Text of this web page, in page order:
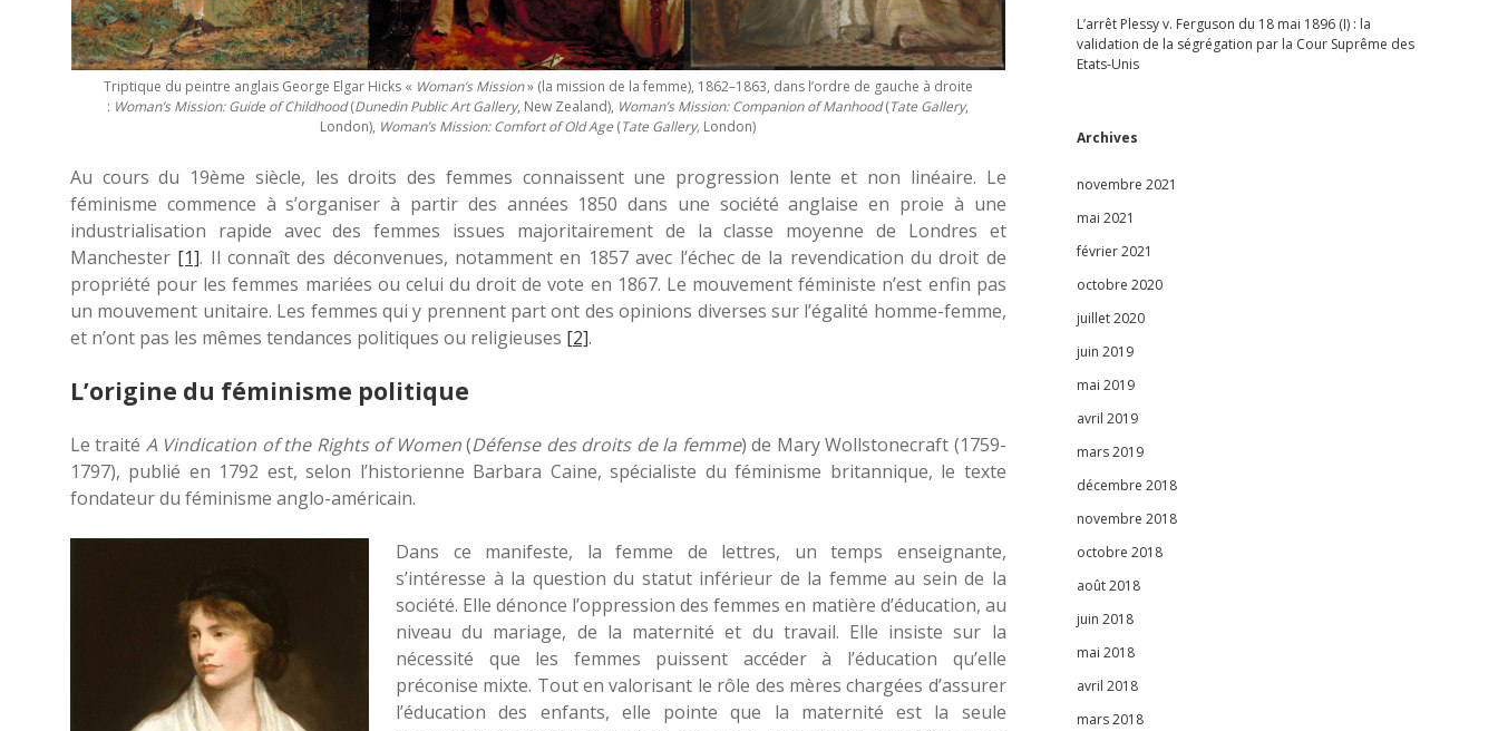
Triptique du peintre anglais George Elgar Hicks « Woman’s Mission» (la mission de la femme), 1862–1863, dans l’ordre de gauche à droite
: Woman’s Mission: Guide of Childhood(Dunedin Public Art Gallery, New Zealand), Woman’s Mission: Companion of Manhood(Tate Gallery,
London), Woman’s Mission: Comfort of Old Age (Tate Gallery, London)
Au cours du 19ème siècle, les droits des femmes connaissent une progression lente et non linéaire. Le
féminisme commence à s’organiser à partir des années 1850 dans une société anglaise en proie à une
industrialisation rapide avec des femmes issues majoritairement de la classe moyenne de Londres et
Manchester [1]. Il connaît des déconvenues, notamment en 1857 avec l’échec de la revendication du droit de
propriété pour les femmes mariées ou celui du droit de vote en 1867. Le mouvement féministe n’est enfin pas
un mouvement unitaire. Les femmes qui y prennent part ont des opinions diverses sur l’égalité homme-femme,
et n’ont pas les mêmes tendances politiques ou religieuses [2].
L’origine du féminisme politique
Le traité A Vindication of the Rights of Women(Défense des droits de la femme) de Mary Wollstonecraft (1759-
1797), publié en 1792 est, selon l’historienne Barbara Caine, spécialiste du féminisme britannique, le texte
fondateur du féminisme anglo-américain.
Dans ce manifeste, la femme de lettres, un temps enseignante,
s’intéresse à la question du statut inférieur de la femme au sein de la
société. Elle dénonce l’oppression des femmes en matière d’éducation, au
niveau du mariage, de la maternité et du travail. Elle insiste sur la
nécessité que les femmes puissent accéder à l’éducation qu’elle
préconise mixte. Tout en valorisant le rôle des mères chargées d’assurer
l’éducation des enfants, elle pointe que la maternité est la seule
L’arrêt Plessy v. Ferguson du 18 mai 1896 (I) : la
validation de la ségrégation par la Cour Suprême des
Etats-Unis
Archives
novembre 2021
mai 2021
février 2021
octobre 2020
juillet 2020
juin 2019
mai 2019
avril 2019
mars 2019
décembre 2018
novembre 2018
octobre 2018
août 2018
juin 2018
mai 2018
avril 2018
mars 2018